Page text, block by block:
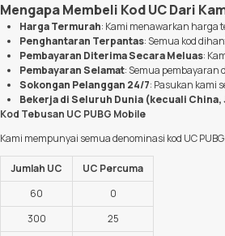
Mengapa Membeli Kod UC Dari
Harga Termurah: Kami menawarkan harga
Penghantaran Terpantas: Semua kod
Pembayaran Diterima Secara Meluas:
Pembayaran Selamat: Semua pembayaran
Sokongan Pelanggan 24/7: Pasukan kami
Bekerja di Seluruh Dunia (kecuali China,
Kod Tebusan UC PUBG Mobile
Kami mempunyai semua denominasi kod UC
Jumlah UC
UC Percuma
60
0
300
25